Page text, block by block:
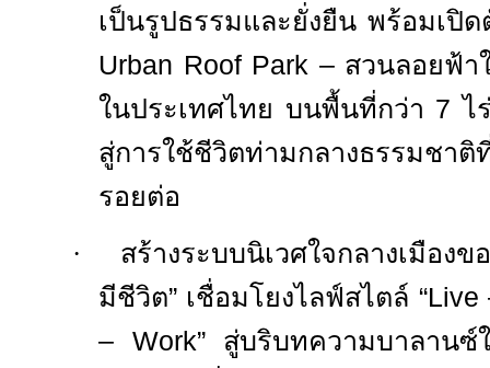
เป็นรูปธรรมและยั่งยืน พร้อมเปิ
Urban Roof Park – สวนลอยฟ้า
ในประเทศไทย บนพื้นที่กว่า 7 ไ
สู่การใช้ชีวิตท่ามกลางธรรมชาติ
รอยต่อ
·
สร้างระบบนิเวศใจกลางเมืองข
มีชีวิต” เชื่อมโยงไลฟ์สไตล์
– Work” สู่บริบทความบาลานซ์